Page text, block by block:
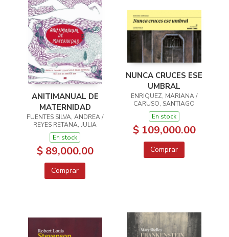
ANITIMANUAL DE
MATERNIDAD
FUENTES SILVA, ANDREA /
REYES RETANA, JULIA
En stock
$ 89,000.00
Comprar
NUNCA CRUCES ESE
UMBRAL
ENRIQUEZ, MARIANA /
CARUSO, SANTIAGO
En stock
$ 109,000.00
Comprar